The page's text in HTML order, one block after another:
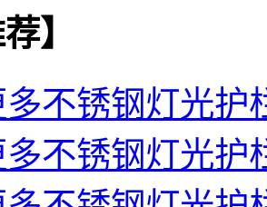
】
不锈钢灯光护
不锈钢灯光护